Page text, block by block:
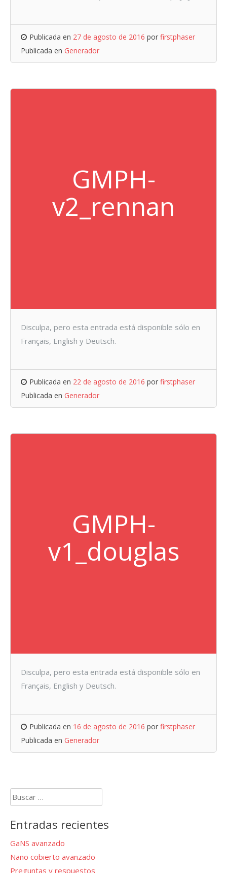
Publicada en 27 de agosto de 2016 por firstphaser
Publicada en Generador
GMPH-
v2_rennan
Disculpa, pero esta entrada está disponible sólo en
Français, English y Deutsch.
Publicada en 22 de agosto de 2016 por firstphaser
Publicada en Generador
GMPH-
v1_douglas
Disculpa, pero esta entrada está disponible sólo en
Français, English y Deutsch.
Publicada en 16 de agosto de 2016 por firstphaser
Publicada en Generador
Buscar:
Entradas recientes
GaNS avanzado
Nano cobierto avanzado
Preguntas y respuestos